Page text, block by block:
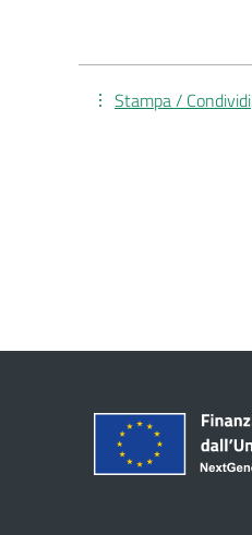
Stampa / Condividi